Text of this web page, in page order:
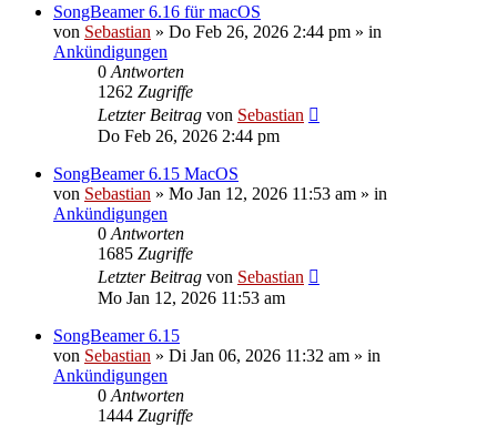
SongBeamer 6.16 für macOS
von Sebastian » Do Feb 26, 2026 2:44 pm » in
Ankündigungen
0 Antworten
1262 Zugriffe
Letzter Beitrag von Sebastian
Do Feb 26, 2026 2:44 pm
SongBeamer 6.15 MacOS
von Sebastian » Mo Jan 12, 2026 11:53 am » in
Ankündigungen
0 Antworten
1685 Zugriffe
Letzter Beitrag von Sebastian
Mo Jan 12, 2026 11:53 am
SongBeamer 6.15
von Sebastian » Di Jan 06, 2026 11:32 am » in
Ankündigungen
0 Antworten
1444 Zugriffe